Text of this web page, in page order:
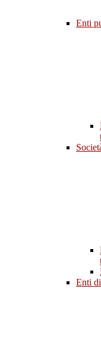
Enti
Enti